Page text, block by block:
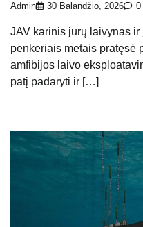
Admin 30 Balandžio, 2026 0
JAV karinis jūrų laivynas
penkeriais metais pratęsė
amfibijos laivo
patį padaryti ir […]